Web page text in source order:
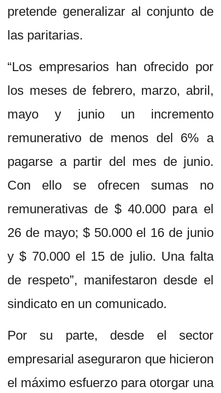
pretende generalizar al conjunto de
las paritarias.
“Los empresarios han ofrecido por
los meses de febrero, marzo, abril,
mayo y junio un incremento
remunerativo de menos del 6% a
pagarse a partir del mes de junio.
Con ello se ofrecen sumas no
remunerativas de $ 40.000 para el
26 de mayo; $ 50.000 el 16 de junio
y $ 70.000 el 15 de julio. Una falta
de respeto”, manifestaron desde el
sindicato en un comunicado.
Por su parte, desde el sector
empresarial aseguraron que hicieron
el máximo esfuerzo para otorgar una